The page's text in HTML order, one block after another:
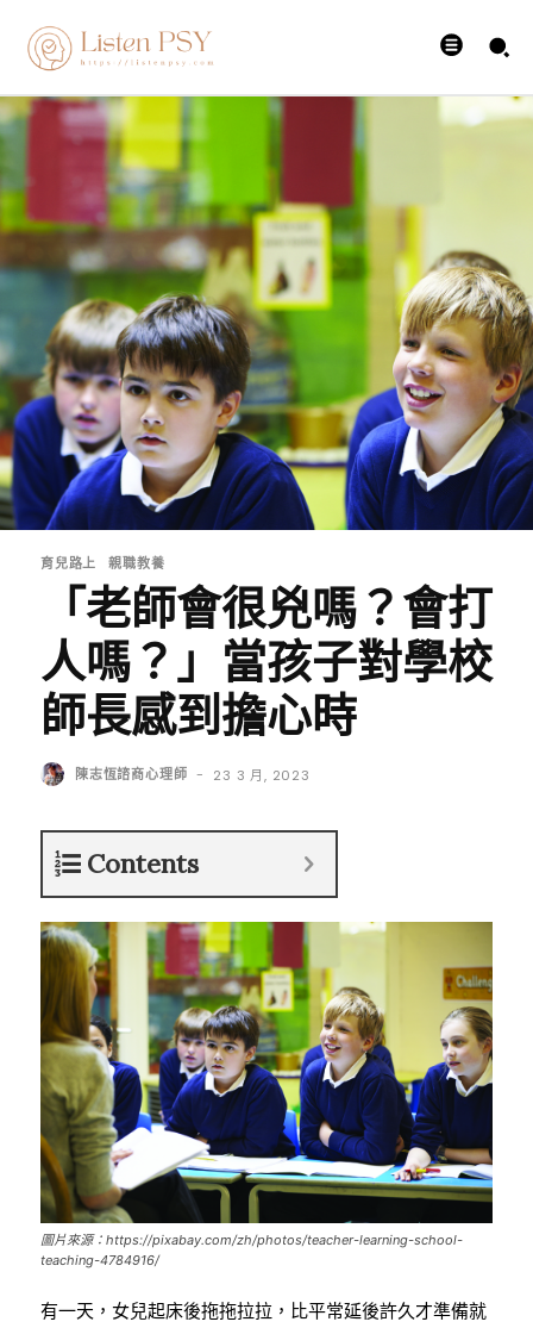
育兒路上 親職教養
「老師會很兇嗎？會打
人嗎？」當孩子對學校
師長感到擔心時
陳志恆諮商心理師 - 23 3 月, 2023
Contents
圖片來源：https://pixabay.com/zh/photos/teacher-learning-school-
teaching-4784916/
有一天，女兒起床後拖拖拉拉，比平常延後許久才準備就